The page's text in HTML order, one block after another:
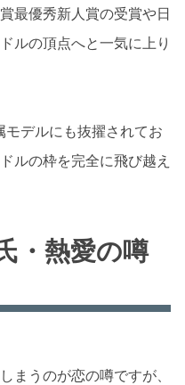
最優秀新人賞の受賞や日
ルの頂点へと一気に上り
デルにも抜擢されてお
ルの枠を完全に飛び越え
・熱愛の噂
まうのが恋の噂ですが、